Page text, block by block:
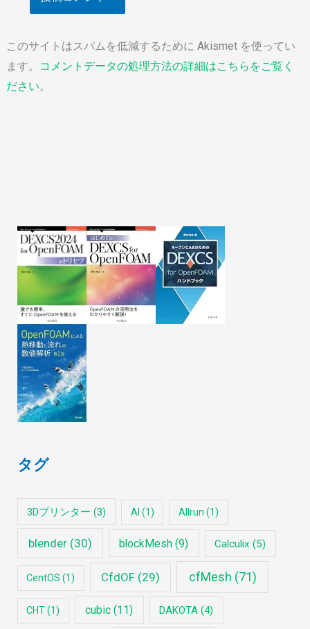
このサイトはスパムを低減するために Akismet を使ってい
ます。
コメントデータの処理方法の詳細はこちらをご覧く
ださい。
タグ
3Dプリンター (3) AI (1) Allrun (1)
blender(30) blockMesh (9) Calculix (5)
CentOS (1) CfdOF (29) cfMesh (71)
CHT(1) cubic (11) DAKOTA (4)